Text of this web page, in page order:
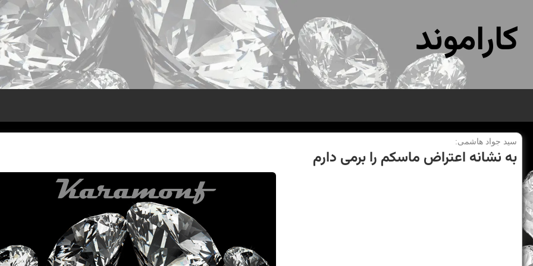
کاراموند
سید جواد هاشمی:
به نشانه اعتراض ماسكم را برمی دارم